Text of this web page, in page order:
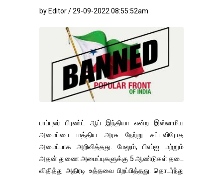
by Editor / 29-09-2022 08:55:52am
பாப்புலர் பிரண்ட் ஆப் இந்தியா என்ற இஸ்லாமிய
அமைப்பை மத்திய அரசு நேற்று சட்டவிரோத
அமைப்பாக அறிவித்தது. மேலும், பிஎப்ஐ மற்றும்
அதன் துணை அமைப்புகளுக்கு 5 ஆண்டுகள் தடை
விதித்து அதிரடி உத்தவை பிறப்பித்தது. தொடர்ந்து